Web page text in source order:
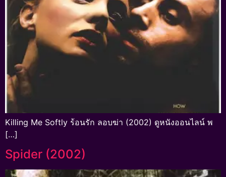
Killing Me Softly ร้อนรัก ลอบฆ่า (2002) ดูหนังออนไลน์ พ
[…]
Spider (2002)